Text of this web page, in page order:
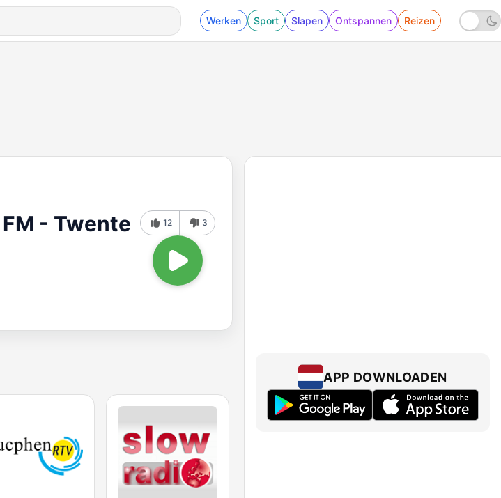
Werken Sport Slapen Ontspannen Reizen
- Twente 12 3
APP DOWNLOADEN